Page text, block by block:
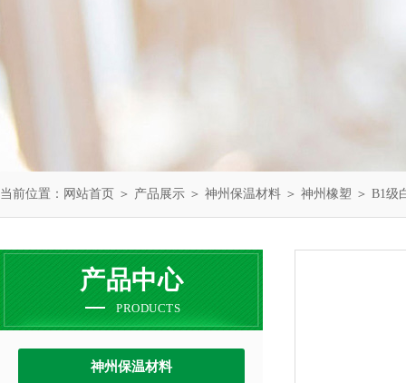
当前位置： 网站首页 ＞ 产品展示 ＞ 神州保温材料 ＞ 神州橡塑 ＞ B1级
产品中心
PRODUCTS
神州保温材料